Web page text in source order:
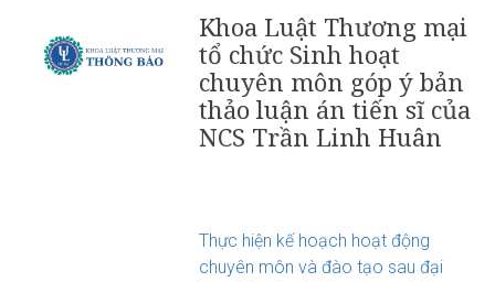
Khoa Luật Thương mại
tổ chức Sinh hoạt
chuyên môn góp ý bản
thảo luận án tiến sĩ của
NCS Trần Linh Huân
Thực hiện kế hoạch hoạt động
chuyên môn và đào tạo sau đại